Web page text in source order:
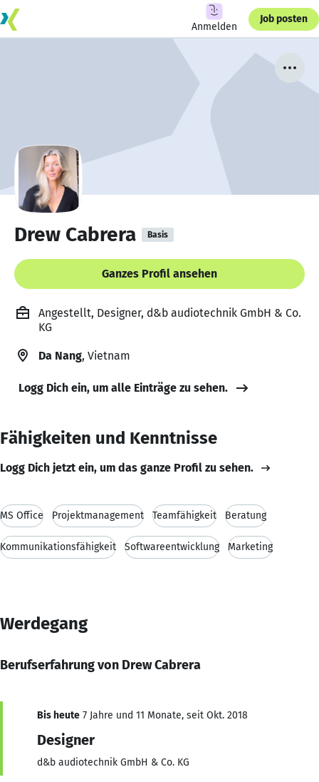
Anmelden
Job posten
Drew Cabrera Basis
Ganzes Profil ansehen
Angestellt, Designer, d&b audiotechnik GmbH & Co.
KG
Da Nang, Vietnam
Logg Dich ein, um alle Einträge zu sehen.
Fähigkeiten und Kenntnisse
Logg Dich jetzt ein, um das ganze Profil zu sehen.
MS Office Projektmanagement Teamfähigkeit Beratung
Kommunikationsfähigkeit Softwareentwicklung Marketing
Werdegang
Berufserfahrung von Drew Cabrera
Bis heute 7 Jahre und 11 Monate, seit Okt. 2018
Designer
d&b audiotechnik GmbH & Co. KG